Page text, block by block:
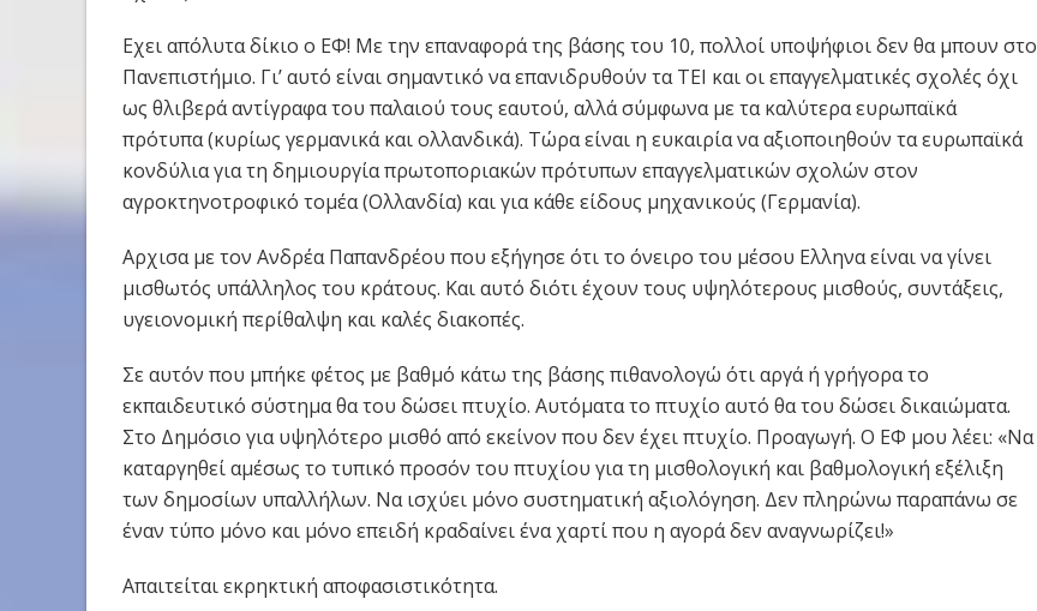
Εχει απόλυτα δίκιο ο ΕΦ! Με την επαναφορά της βάσης του 10, πολλοί υποψήφιοι δεν θα μπουν στο
Πανεπιστήμιο. Γι’ αυτό είναι σημαντικό να επανιδρυθούν τα ΤΕΙ και οι επαγγελματικές σχολές όχι
ως θλιβερά αντίγραφα του παλαιού τους εαυτού, αλλά σύμφωνα με τα καλύτερα ευρωπαϊκά
πρότυπα (κυρίως γερμανικά και ολλανδικά). Τώρα είναι η ευκαιρία να αξιοποιηθούν τα ευρωπαϊκά
κονδύλια για τη δημιουργία πρωτοποριακών πρότυπων επαγγελματικών σχολών στον
αγροκτηνοτροφικό τομέα (Ολλανδία) και για κάθε είδους μηχανικούς (Γερμανία).
Αρχισα με τον Ανδρέα Παπανδρέου που εξήγησε ότι το όνειρο του μέσου Ελληνα είναι να γίνει
μισθωτός υπάλληλος του κράτους. Και αυτό διότι έχουν τους υψηλότερους μισθούς, συντάξεις,
υγειονομική περίθαλψη και καλές διακοπές.
Σε αυτόν που μπήκε φέτος με βαθμό κάτω της βάσης πιθανολογώ ότι αργά ή γρήγορα το
εκπαιδευτικό σύστημα θα του δώσει πτυχίο. Αυτόματα το πτυχίο αυτό θα του δώσει δικαιώματα.
Στο Δημόσιο για υψηλότερο μισθό από εκείνον που δεν έχει πτυχίο. Προαγωγή. Ο ΕΦ μου λέει: «Να
καταργηθεί αμέσως το τυπικό προσόν του πτυχίου για τη μισθολογική και βαθμολογική εξέλιξη
των δημοσίων υπαλλήλων. Να ισχύει μόνο συστηματική αξιολόγηση. Δεν πληρώνω παραπάνω σε
έναν τύπο μόνο και μόνο επειδή κραδαίνει ένα χαρτί που η αγορά δεν αναγνωρίζει!»
Απαιτείται εκρηκτική αποφασιστικότητα.